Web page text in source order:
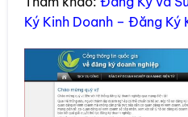
Ký Kinh Doanh – Đăng Ký